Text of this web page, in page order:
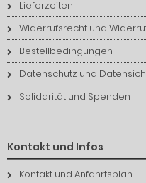
Lieferzeiten
Widerrufsrecht und
Bestellbedingungen
Datenschutz und
Solidarität und Spenden
Kontakt und Infos
Kontakt und Anfahrtsplan